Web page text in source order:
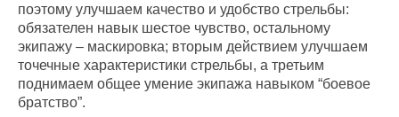
поэтому улучшаем качество и удобство стрельбы:
обязателен навык шестое чувство, остальному
экипажу – маскировка; вторым действием улучшаем
точечные характеристики стрельбы, а третьим
поднимаем общее умение экипажа навыком “боевое
братство”.